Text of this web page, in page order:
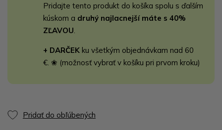
Pridajte tento produkt do košíka spolu s ďalším
kúskom a druhý najlacnejší máte s 40%
ZĽAVOU
+ DARČEK ku všetkým objednávkam nad 60
€. ❀ (možnosť vybrať v košíku pri prvom kroku)
Pridať do obľúbených